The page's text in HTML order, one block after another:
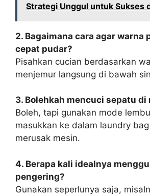
Strategi Unggul untuk Sukses
2. Bagaimana cara agar warna
cepat pudar?
Pisahkan cucian berdasarkan
menjemur langsung di bawah
3. Bolehkah mencuci sepatu di
Boleh, tapi gunakan mode
masukkan ke dalam laundry
merusak mesin.
4. Berapa kali idealnya
pengering?
Gunakan seperlunya saja,